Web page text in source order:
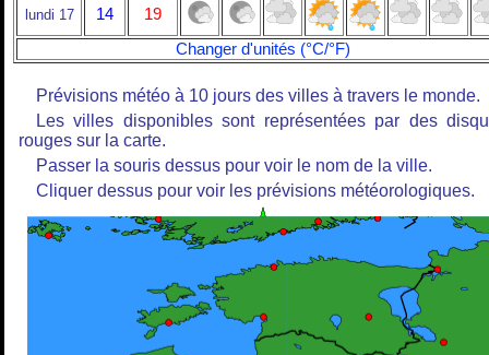
lundi 17 14
19
Changer d'unités (°C/°F)
Prévisions météo à 10 jours des villes à travers le monde.
Les villes disponibles sont représentées par des
rouges sur la carte.
Passer la souris dessus pour voir le nom de la ville.
Cliquer dessus pour voir les prévisions météorologiques.